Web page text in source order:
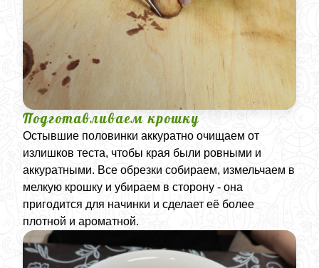
Подготавливаем крошку
Остывшие половинки аккуратно очищаем от
излишков теста, чтобы края были ровными и
аккуратными. Все обрезки собираем, измельчаем в
мелкую крошку и убираем в сторону - она
пригодится для начинки и сделает её более
плотной и ароматной.